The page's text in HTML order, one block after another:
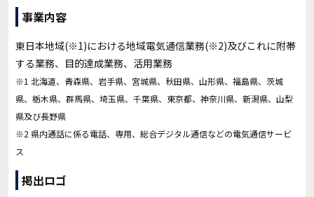
事業内容
東日本地域(※1)における地域電気通信業務(※2)及びこれに附帯
する業務、目的達成業務、活用業務
※1 北海道、青森県、岩手県、宮城県、秋田県、山形県、福島県、茨城
県、栃木県、群馬県、埼玉県、千葉県、東京都、神奈川県、新潟県、山梨
県及び長野県
※2 県内通話に係る電話、専用、総合デジタル通信などの電気通信サービ
ス
掲出ロゴ